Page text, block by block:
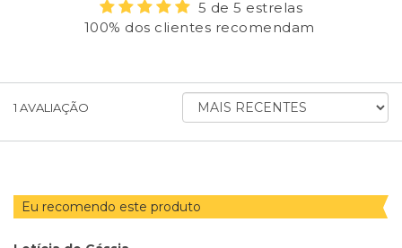
5 de 5 estrelas
100% dos clientes recomendam
1 AVALIAÇÃO
ORDENAR
AVALIAÇÕES
Eu recomendo este produto